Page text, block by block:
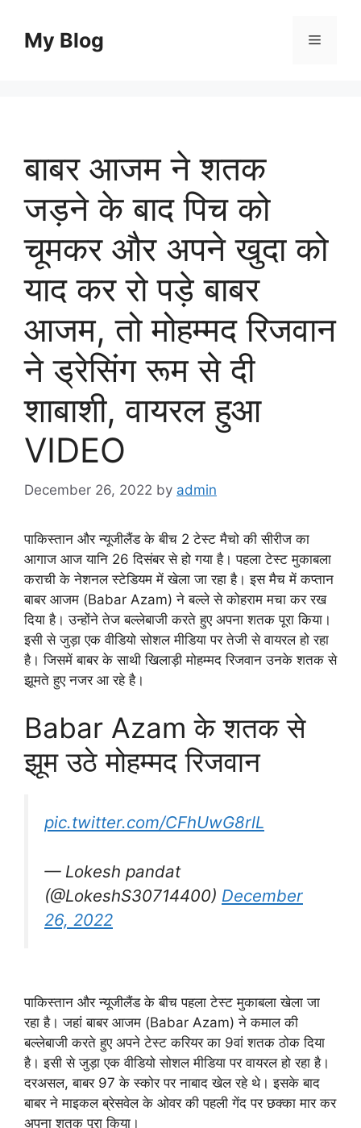
contentMy Blog Menu
बाबर आजम ने शतक
जड़ने के बाद पिच को
चूमकर और अपने खुदा को
याद कर रो पड़े बाबर
आजम, तो मोहम्मद रिजवान
ने ड्रेसिंग रूम से दी
शाबाशी, वायरल हुआ
VIDEO
December 26, 2022 by admin
पाकिस्तान और न्यूजीलैंड के बीच 2 टेस्ट मैचो की सीरीज का
आगाज आज यानि 26 दिसंबर से हो गया है। पहला टेस्ट मुकाबला
कराची के नेशनल स्टेडियम में खेला जा रहा है। इस मैच में कप्तान
बाबर आजम (Babar Azam) ने बल्ले से कोहराम मचा कर रख
दिया है। उन्होंने तेज बल्लेबाजी करते हुए अपना शतक पूरा किया।
इसी से जुड़ा एक वीडियो सोशल मीडिया पर तेजी से वायरल हो रहा
है। जिसमें बाबर के साथी खिलाड़ी मोहम्मद रिजवान उनके शतक से
झूमते हुए नजर आ रहे है।
Babar Azam के शतक से
झूम उठे मोहम्मद रिजवान
pic.twitter.com/CFhUwG8rlL
— Lokesh pandat
(@LokeshS30714400) December
26, 2022
पाकिस्तान और न्यूजीलैंड के बीच पहला टेस्ट मुकाबला खेला जा
रहा है। जहां बाबर आजम (Babar Azam) ने कमाल की
बल्लेबाजी करते हुए अपने टेस्ट करियर का 9वां शतक ठोक दिया
है। इसी से जुड़ा एक वीडियो सोशल मीडिया पर वायरल हो रहा है।
दरअसल, बाबर 97 के स्कोर पर नाबाद खेल रहे थे। इसके बाद
बाबर ने माइकल ब्रेसवेल के ओवर की पहली गेंद पर छक्का मार कर
अपना शतक पूरा किया।